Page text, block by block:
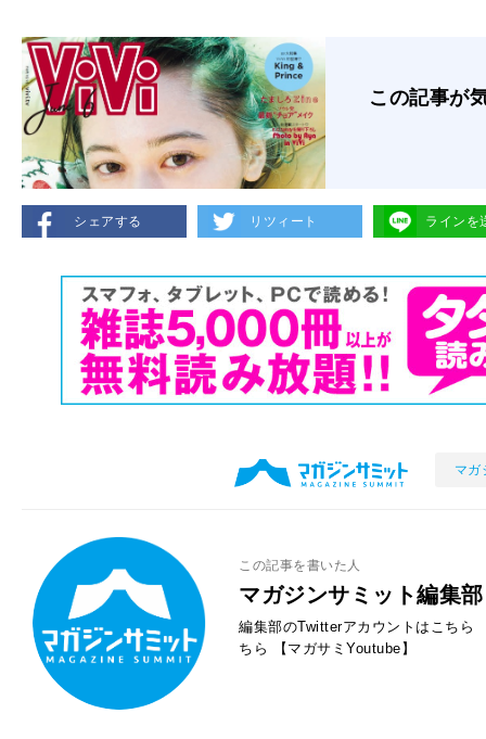
この記事が
シェアする リツィート ラインを
マガ
この記事を書いた人
マガジンサミット編集部
編集部のTwitterアカウントはこちら
ちら
【マガサミYoutube】